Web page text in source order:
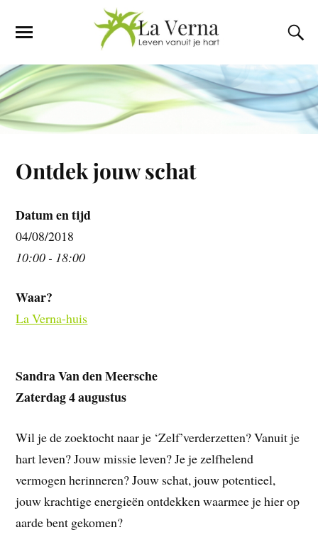
Ontdek jouw schat
Datum en tijd
04/08/2018
10:00 - 18:00
Waar?
La Verna-huis
Sandra Van den Meersche
Zaterdag 4 augustus
Wil je de zoektocht naar je ‘Zelf’verderzetten? Vanuit je
hart leven? Jouw missie leven? Je je zelfhelend
vermogen herinneren? Jouw schat, jouw potentieel,
jouw krachtige energieën ontdekken waarmee je hier op
aarde bent gekomen?